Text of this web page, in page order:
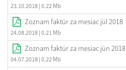
23.10.2018 | 0.22 Mb
Zoznam faktúr za mesiac júl 2018
24.08.2018 | 0.21 Mb
Zoznam faktúr za mesiac jún 2018
04.07.2018 | 0.22 Mb